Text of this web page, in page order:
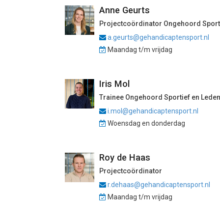
Anne Geurts
Projectcoördinator Ongehoord
a.geurts@gehandicaptensport.nl
Maandag t/m vrijdag
Iris Mol
Trainee Ongehoord Sportief en
i.mol@gehandicaptensport.nl
Woensdag en donderdag
Roy de Haas
Projectcoördinator
r.dehaas@gehandicaptensport.nl
Maandag t/m vrijdag